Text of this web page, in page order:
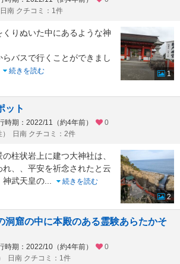
日南 クチコミ：1件
りぬいた中にあるような神
バスで行くことができまし
続きを読む
1
ット
時期：2022/11（約4年前）
0
日南 クチコミ：2件
柱状岩上に建つ大神社は、
、、平安を祈念されたと云
神武天皇の
続きを読む
2
洞窟の中に本殿のある霊験あらたかそ
時期：2022/10（約4年前）
0
日南 クチコミ：1件